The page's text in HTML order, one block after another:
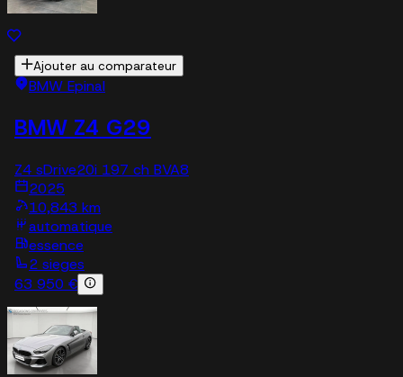
Ajouter au comparateur
BMW Epinal
BMW Z4 G29
Z4 sDrive20i 197 ch BVA8
2025
10,843 km
automatique
essence
2 sieges
63 950 €